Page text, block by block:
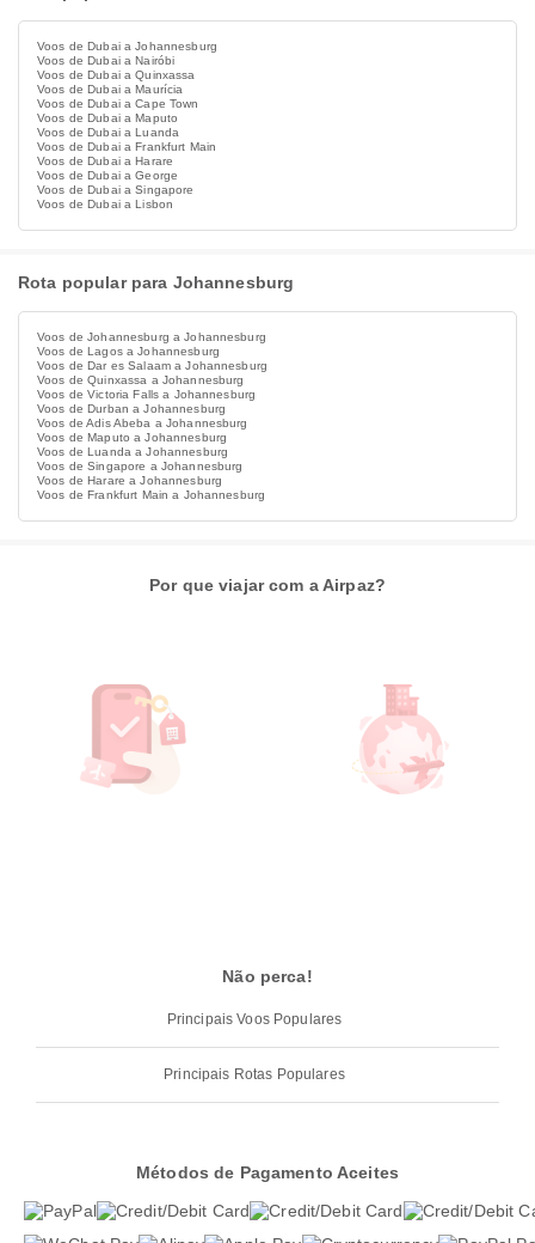
Voos de Dubai a Johannesburg
Voos de Dubai a Nairóbi
Voos de Dubai a Quinxassa
Voos de Dubai a Maurícia
Voos de Dubai a Cape Town
Voos de Dubai a Maputo
Voos de Dubai a Luanda
Voos de Dubai a Frankfurt Main
Voos de Dubai a Harare
Voos de Dubai a George
Voos de Dubai a Singapore
Voos de Dubai a Lisbon
Rota popular para Johannesburg
Voos de Johannesburg a Johannesburg
Voos de Lagos a Johannesburg
Voos de Dar es Salaam a Johannesburg
Voos de Quinxassa a Johannesburg
Voos de Victoria Falls a Johannesburg
Voos de Durban a Johannesburg
Voos de Adis Abeba a Johannesburg
Voos de Maputo a Johannesburg
Voos de Luanda a Johannesburg
Voos de Singapore a Johannesburg
Voos de Harare a Johannesburg
Voos de Frankfurt Main a Johannesburg
Por que viajar com a Airpaz?
Não perca!
Principais Voos Populares
Principais Rotas Populares
Métodos de Pagamento Aceites